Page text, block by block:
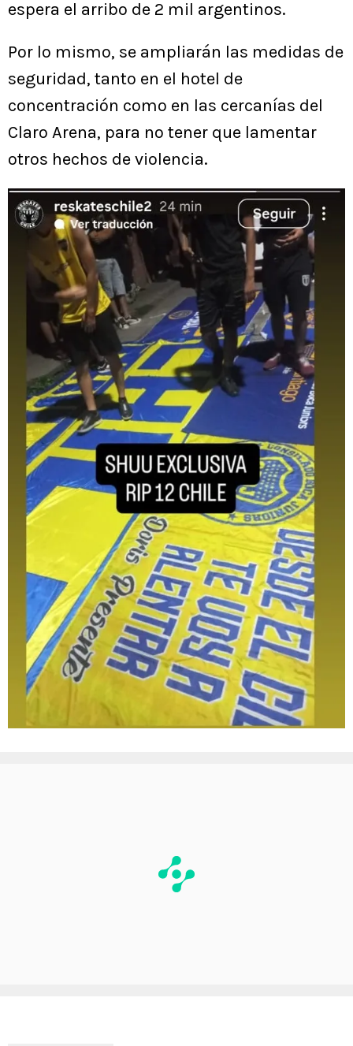
espera el arribo de 2 mil argentinos.
Por lo mismo, se ampliarán las medidas de
seguridad, tanto en el hotel de
concentración como en las cercanías del
Claro Arena, para no tener que lamentar
otros hechos de violencia.